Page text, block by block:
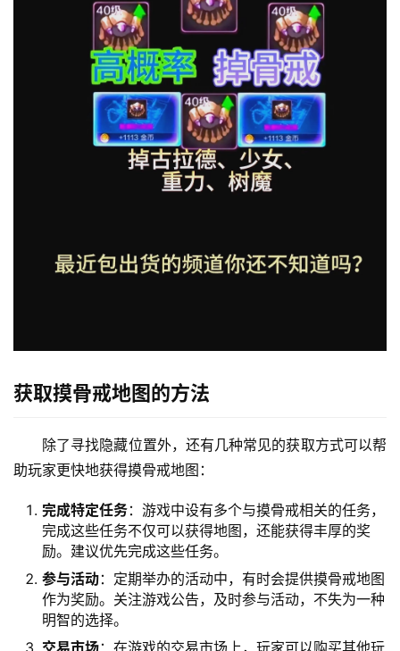
获取摸骨戒地图的方法
除了寻找隐藏位置外，还有几种常见的获取方式可以帮
助玩家更快地获得摸骨戒地图：
完成特定任务：游戏中设有多个与摸骨戒相关的任务，
完成这些任务不仅可以获得地图，还能获得丰厚的奖
励。建议优先完成这些任务。
参与活动：定期举办的活动中，有时会提供摸骨戒地图
作为奖励。关注游戏公告，及时参与活动，不失为一种
明智的选择。
交易市场：在游戏的交易市场上，玩家可以购买其他玩